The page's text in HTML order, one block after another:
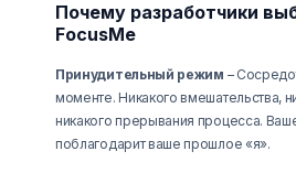
Почему разработчики
FocusMe
Принудительный режим –
моменте. Никакого вмешательства,
никакого прерывания процесса.
поблагодарит ваше прошлое «я».